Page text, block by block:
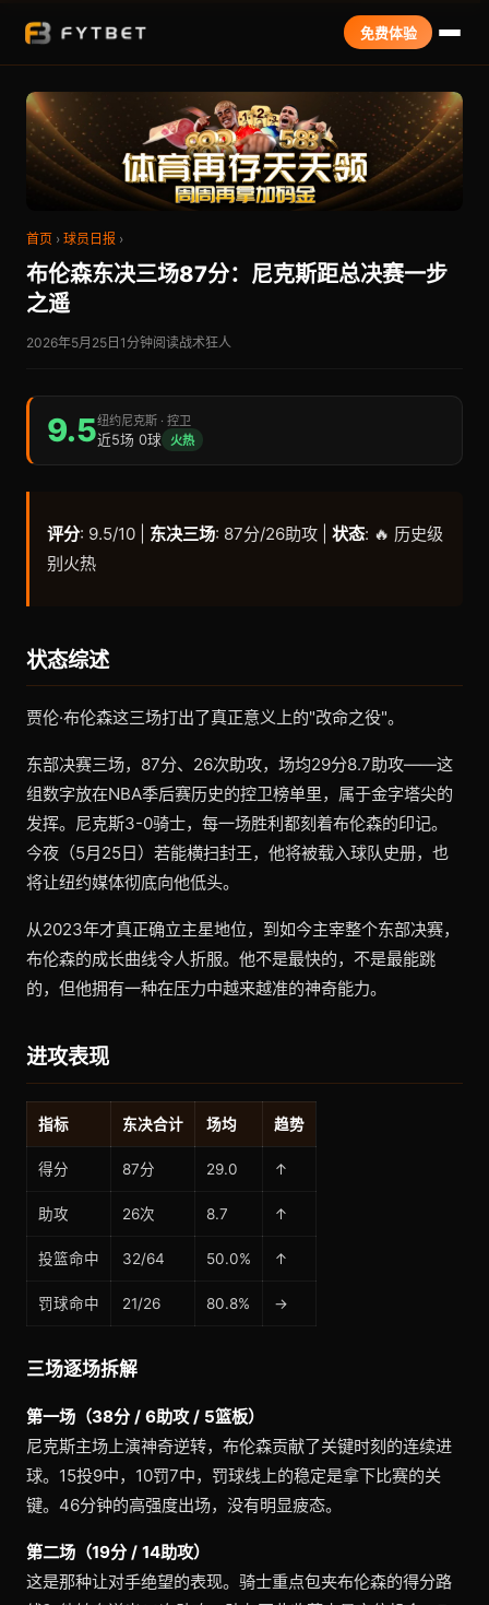
免费体验
首页 › 球员日报 ›
布伦森东决三场87分：尼克斯距总决赛一步
之遥
2026年5月25日 1分钟阅读战术狂人
9.5纽约尼克斯 · 控卫
近5场 0球 火热
评分: 9.5/10 | 东决三场: 87分/26助攻 | 状态: 🔥 历史级
别火热
状态综述
贾伦·布伦森这三场打出了真正意义上的"改命之役"。
东部决赛三场，87分、26次助攻，场均29分8.7助攻——这
组数字放在NBA季后赛历史的控卫榜单里，属于金字塔尖的
发挥。尼克斯3-0骑士，每一场胜利都刻着布伦森的印记。
今夜（5月25日）若能横扫封王，他将被载入球队史册，也
将让纽约媒体彻底向他低头。
从2023年才真正确立主星地位，到如今主宰整个东部决赛，
布伦森的成长曲线令人折服。他不是最快的，不是最能跳
的，但他拥有一种在压力中越来越准的神奇能力。
进攻表现
指标 东决合计 场均 趋势
得分 87分 29.0 ↑
助攻 26次 8.7 ↑
投篮命中 32/64 50.0% ↑
罚球命中 21/26 80.8% →
三场逐场拆解
第一场（38分 / 6助攻 / 5篮板）
尼克斯主场上演神奇逆转，布伦森贡献了关键时刻的连续进
球。15投9中，10罚7中，罚球线上的稳定是拿下比赛的关
键。46分钟的高强度出场，没有明显疲态。
第二场（19分 / 14助攻）
这是那种让对手绝望的表现。骑士重点包夹布伦森的得分路